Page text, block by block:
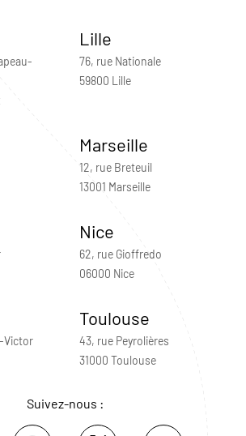
Lille
76, rue Nationale
59800 Lille
Marseille
12, rue Breteuil
13001 Marseille
Nice
62, rue Gioffredo
06000 Nice
Victor
Toulouse
43, rue Peyrolières
31000 Toulouse
Suivez-nous :